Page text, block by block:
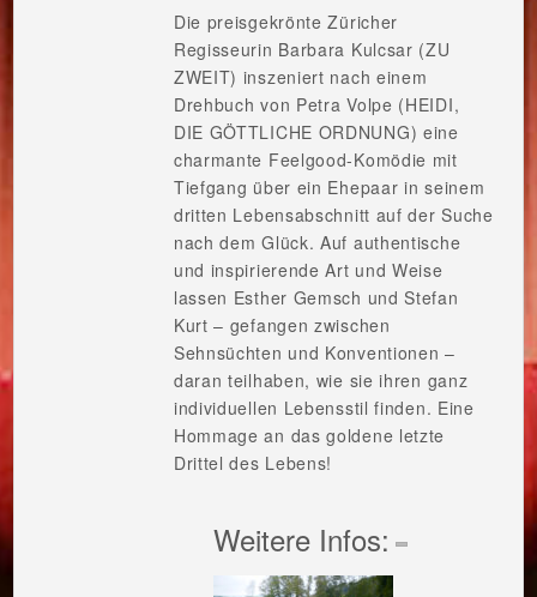
Die preisgekrönte Züricher
Regisseurin Barbara Kulcsar (ZU
ZWEIT) inszeniert nach einem
Drehbuch von Petra Volpe (HEIDI,
DIE GÖTTLICHE ORDNUNG) eine
charmante Feelgood-Komödie mit
Tiefgang über ein Ehepaar in seinem
dritten Lebensabschnitt auf der Suche
nach dem Glück. Auf authentische
und inspirierende Art und Weise
lassen Esther Gemsch und Stefan
Kurt – gefangen zwischen
Sehnsüchten und Konventionen –
daran teilhaben, wie sie ihren ganz
individuellen Lebensstil finden. Eine
Hommage an das goldene letzte
Drittel des Lebens!
Weitere Infos: